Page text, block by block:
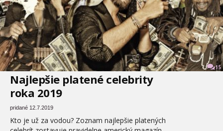
15
Najlepšie platené celebrity
roka 2019
pridané 12.7.2019
Kto je už za vodou? Zoznam najlepšie platených